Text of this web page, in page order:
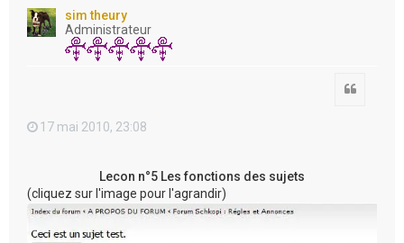
sim theury
Administrateur
17 mai 2010, 23:08
Lecon n°5 Les fonctions des sujets
(cliquez sur l'image pour l'agrandir)